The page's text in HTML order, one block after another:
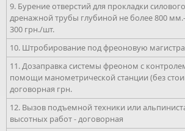
9. Бурение отверстий для прокладки
дренажной трубы глубиной не более 800 мм.-
300 грн./шт.
10. Штробирование под фреоновую
11. Дозаправка системы фреоном с
помощи манометрической станции (без
договорная грн.
12. Вызов подъемной техники или
высотных работ - договорная